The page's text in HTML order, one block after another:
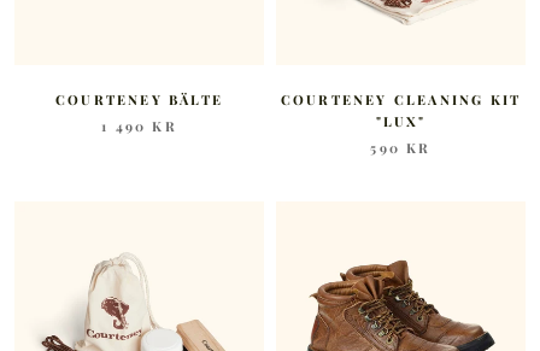
COURTENEY BÄLTE
1 490 KR
COURTENEY CLEANING KIT
"LUX"
590 KR